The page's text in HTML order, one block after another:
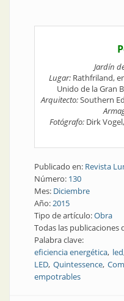
Jardín
Lugar: Rathfriland,
Unido de la Gran
Arquitecto:Southern
Fotógrafo: Dirk
Publicado en: Revista
Número: 130
Mes: Diciembre
Año:2015
Tipo de artículo:Obra
Todas las publicaciones
Palabra clave:
eficiencia energética led
LED Quintessence
empotrables